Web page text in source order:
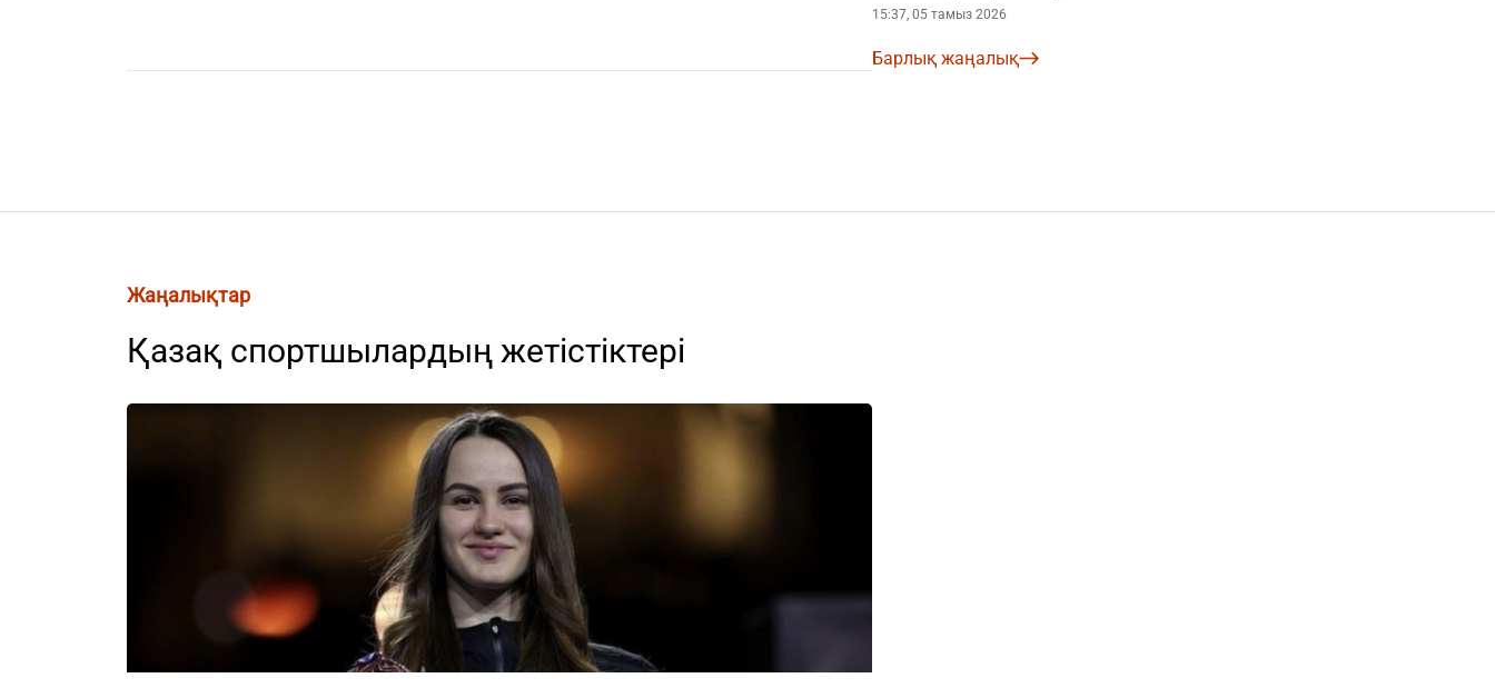
15:37, 05 тамыз 2026
Барлық жаңалық
Жаңалықтар
Қазақ спортшылардың жетістіктері